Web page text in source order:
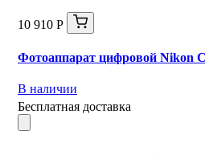
10 910 Р
Фотоаппарат цифровой Nikon
В наличии
Бесплатная доставка